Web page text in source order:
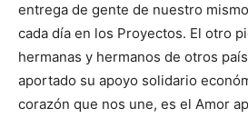
entrega de gente de nuestro
cada día en los Proyectos. El otro
hermanas y hermanos de otros
aportado su apoyo solidario
corazón que nos une, es el Amor